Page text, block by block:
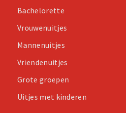
Bachelorette
Vrouwenuitjes
Mannenuitjes
Vriendenuitjes
Grote groepen
Uitjes met kinderen